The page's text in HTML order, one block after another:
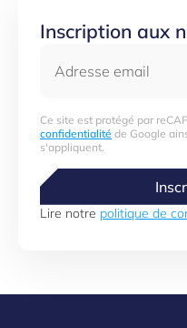
Inscription aux
Ce site est protégé par
confidentialité de Google
s'appliquent.
Lire notre politique de